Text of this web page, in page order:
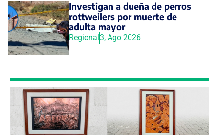
Investigan a dueña de perros
rottweilers por muerte de
adulta mayor
Regional 3, Ago 2026